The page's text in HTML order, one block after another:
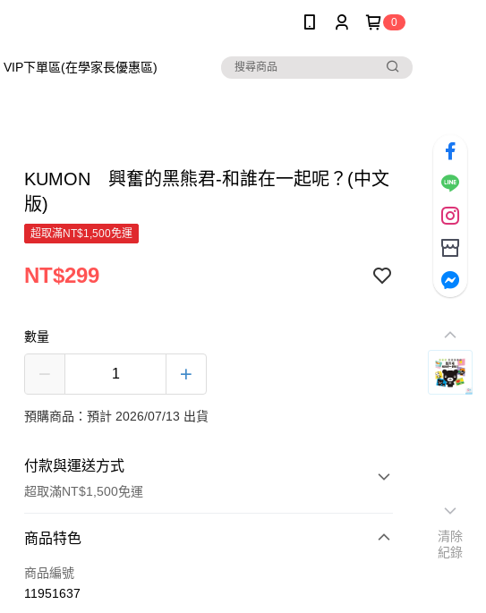
0
VIP下單區(在學家長優惠區)
KUMON 興奮的黑熊君-和誰在一起呢？(中文
版)
超取滿NT$1,500免運
NT$299
數量
預購商品：預計 2026/07/13 出貨
付款與運送方式
超取滿NT$1,500免運
付款方式
信用卡一次付款
商品特色
商品編號
11951637
清除
紀錄